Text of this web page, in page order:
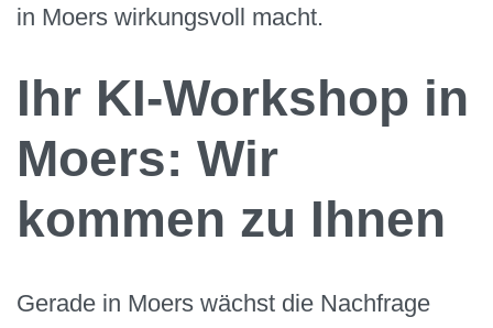
in Moers wirkungsvoll macht.
Ihr KI-Workshop in
Moers: Wir
kommen zu Ihnen
Gerade in Moers wächst die Nachfrage